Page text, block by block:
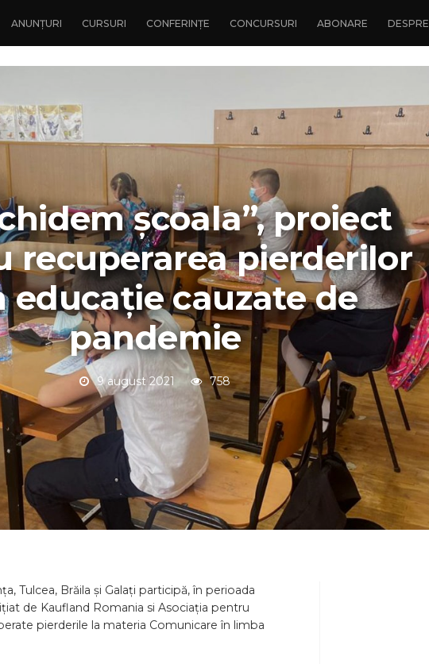
ANUNȚURI CURSURI CONFERINȚE CONCURSURI ABONARE DESPRE
școala”, proiect
recuperarea pierderilor
educație cauzate de
pandemie
9 august 2021 758
Tulcea, Brăila și Galați participă, în perioada
de Kaufland Romania si Asociația pentru
pierderile la materia Comunicare în limba